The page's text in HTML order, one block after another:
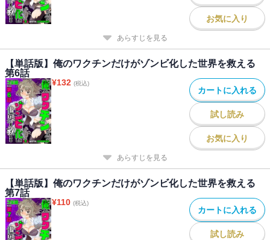
お気に入り
あらすじを見る
【単話版】俺のワクチンだけがゾンビ化した世界を救える
第6話
¥132 (税込)
カートに入れる
試し読み
お気に入り
あらすじを見る
【単話版】俺のワクチンだけがゾンビ化した世界を救える
第7話
¥110 (税込)
カートに入れる
試し読み